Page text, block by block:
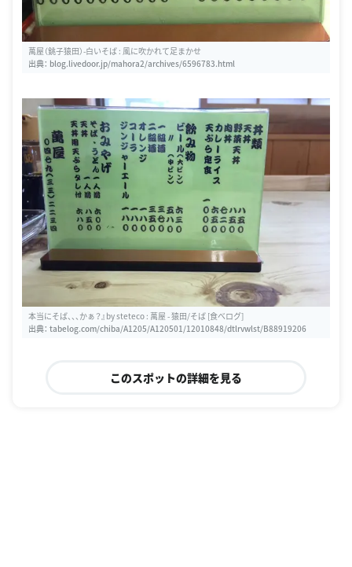
萬屋（銚子猿田）-白いそば : 風に吹かれて足まかせ
出典： blog.livedoor.jp/mahora2/archives/6596783.html
本当にそば、、、かぁ？』by steteco : 萬屋 - 猿田/そば [食べログ]
出典： tabelog.com/chiba/A1205/A120501/12010848/dtlrvwlst/B88919206
このスポットの詳細を見る